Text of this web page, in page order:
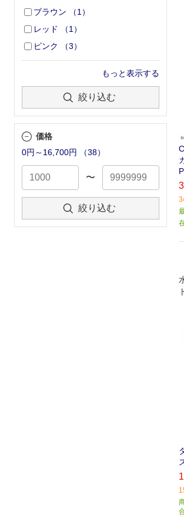
ブラウン
（1 ）
レッド
（1 ）
ピンク
（3）
もっと表示する
絞り込む
価格
0円～16,700円
（38）
〜
絞り込む